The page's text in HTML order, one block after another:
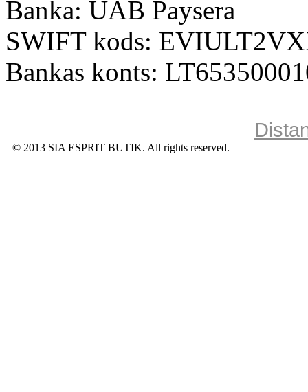
Banka: UAB Paysera
SWIFT kods:
Bankas konts:
© 2013 SIA ESPRIT BUTIK. All rights reserved.